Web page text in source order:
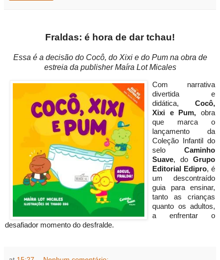
Fraldas: é hora de dar tchau!
Essa é a decisão do Cocô, do Xixi e do Pum na obra de
estreia da publisher Maíra Lot Micales
Com narrativa
divertida e
didática,
Cocô,
Xixi e Pum,
obra
que marca o
lançamento da
Coleção Infantil do
selo
Caminho
Suave, do
Grupo
Editorial Edipro, é
um descontraído
guia para ensinar,
tanto as crianças
quanto os adultos,
a enfrentar o
desafiador momento do desfralde.